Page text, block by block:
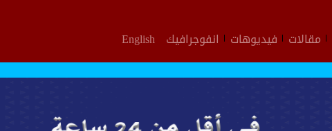
مقالات فيديوهات انفوجرافيك English